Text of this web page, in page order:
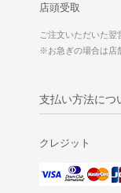
店頭受取
ご注文いただいた翌
※お急ぎの場合は店
支払い方法につ
クレジット